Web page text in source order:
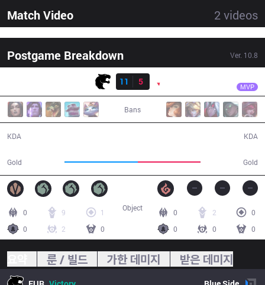
Match Video 2 videos
Postgame Breakdown Ver. 10.8
11
5 MVP
Bans
KDA
Gold Gold
KDA
0 9
1
0
2 0
0 2
0
0
0 0
Object
룬 / 빌드 가한 데미지 받은 데미지